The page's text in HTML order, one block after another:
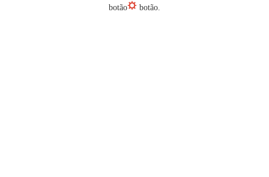
botão
botão.